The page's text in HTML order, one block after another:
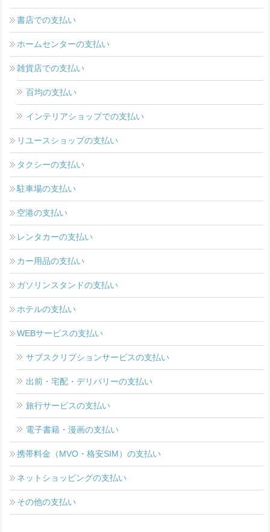
書店での支払い
ホームセンターの支払い
雑貨店での支払い
百均の支払い
インテリアショップでの支払い
リユースショップの支払い
タクシーの支払い
駐車場の支払い
空港の支払い
レンタカーの支払い
カー用品の支払い
ガソリンスタンドの支払い
ホテルの支払い
WEBサービスの支払い
サブスクリプションサービスの支払い
出前・宅配・デリバリーの支払い
旅行サービスの支払い
電子書籍・漫画の支払い
携帯料金（MVO・格安SIM）の支払い
ネットショッピングの支払い
その他の支払い